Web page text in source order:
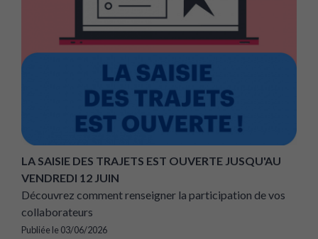
LA SAISIE DES TRAJETS EST OUVERTE JUSQU'AU
VENDREDI 12 JUIN
Découvrez comment renseigner la participation de vos
collaborateurs
Publiée le 03/06/2026